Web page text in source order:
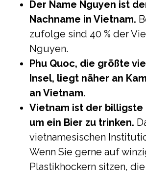
Der Name Nguyen ist
Nachname in Vietnam.
zufolge sind 40 % der
Nguyen.
Phu Quoc, die größte
Insel, liegt näher an
an Vietnam.
Vietnam ist der billigste
um ein Bier zu trinken.
vietnamesischen
Wenn Sie gerne auf
Plastikhockern sitzen,